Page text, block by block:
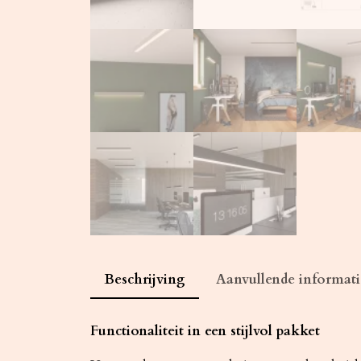
Beschrijving Aanvullende
Functionaliteit in een stijlvol pakket